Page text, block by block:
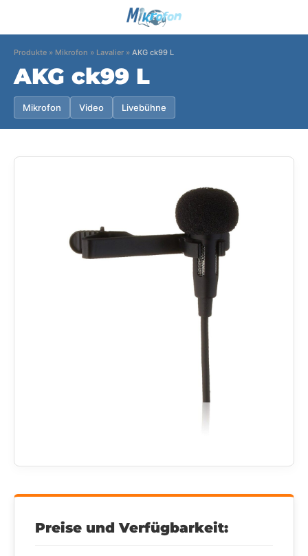
Produkte » Mikrofon » Lavalier » AKG ck99 L
AKG ck99 L
Mikrofon Video Livebühne
Preise und Verfügbarkeit: